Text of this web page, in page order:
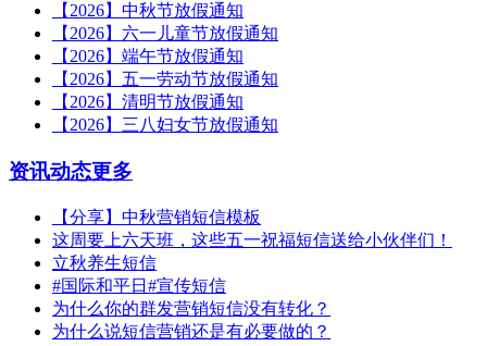
【2026】中秋节放假通知
【2026】六一儿童节放假通知
【2026】端午节放假通知
【2026】五一劳动节放假通知
【2026】清明节放假通知
【2026】三八妇女节放假通知
资讯动态更多
【分享】中秋营销短信模板
这周要上六天班，这些五一祝福短信送给小伙伴们！
立秋养生短信
#国际和平日#宣传短信
为什么你的群发营销短信没有转化？
为什么说短信营销还是有必要做的？